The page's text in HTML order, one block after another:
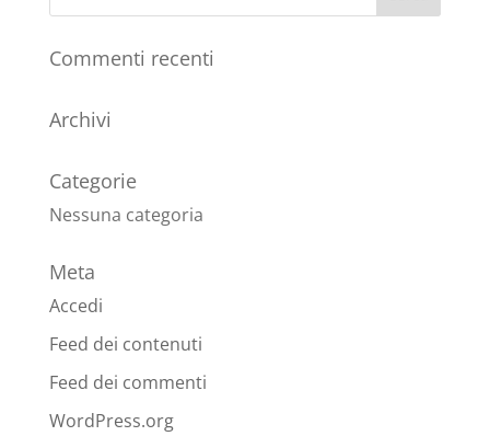
Commenti recenti
Archivi
Categorie
Nessuna categoria
Meta
Accedi
Feed dei contenuti
Feed dei commenti
WordPress.org